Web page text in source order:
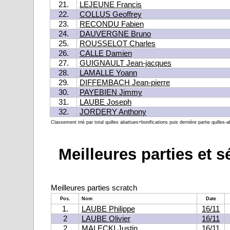
21.
LEJEUNE Francis
22.
COLLUS Geoffrey
23.
RECONDU Fabien
24.
DAUVERGNE Bruno
25.
ROUSSELOT Charles
26.
CALLE Damien
27.
GUIGNAULT Jean-jacques
28.
LAMALLE Yoann
29.
DIFFEMBACH Jean-pierre
30.
PAYEBIEN Jimmy
31.
LAUBE Joseph
32.
JORDERY Anthony
Classement trié par total quilles abattues+bonifications puis dernière partie quilles-
Meilleures parties et
Meilleures parties scratch
Pos. Nom Date
1. LAUBE Philippe
16/11
2
LAUBE Olivier
16/11